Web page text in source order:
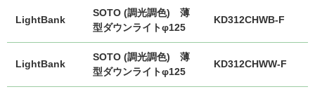
LightBank
SOTO (調光調色) 薄
型ダウンライトφ125
KD312CHWB-F
LightBank
SOTO (調光調色) 薄
型ダウンライトφ125
KD312CHWW-F